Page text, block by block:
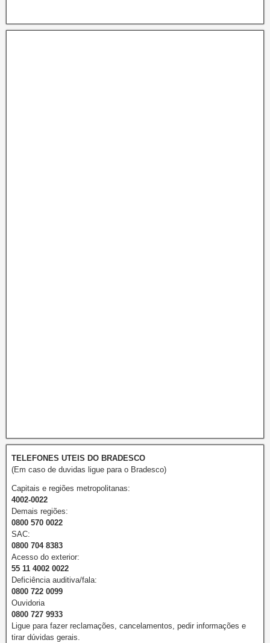
TELEFONES UTEIS DO BRADESCO
(Em caso de duvidas ligue para o Bradesco)
Capitais e regiões metropolitanas:
4002-0022
Demais regiões:
0800 570 0022
SAC:
0800 704 8383
Acesso do exterior:
55 11 4002 0022
Deficiência auditiva/fala:
0800 722 0099
Ouvidoria
0800 727 9933
Ligue para fazer reclamações, cancelamentos, pedir informações e
tirar dúvidas gerais.